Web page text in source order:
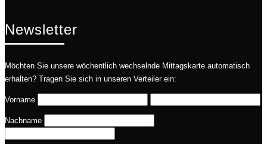
Newsletter
Möchten Sie unsere wöchentlich wechselnde Mittagskarte automatisch
erhalten? Tragen Sie sich in unseren Verteiler ein:
Vorname
Nachname